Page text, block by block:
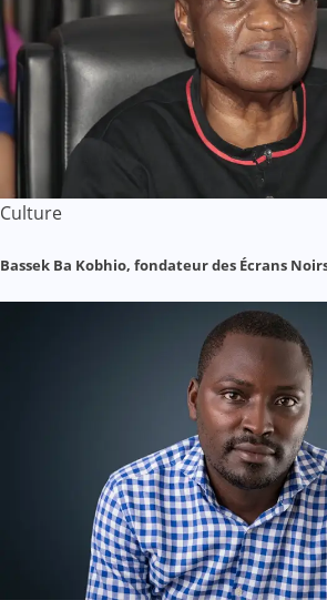
Culture
Bassek Ba Kobhio, fondateur des Écrans